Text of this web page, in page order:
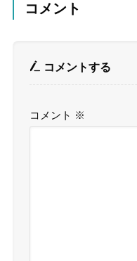
コメント
コメントする
コメント ※